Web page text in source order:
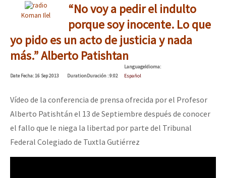
Koman Ilel
“No voy a pedir el indulto
porque soy inocente. Lo que
yo pido es un acto de justicia y nada
más.” Alberto Patishtan
DateFecha: 16 Sep 2013 DurationDuración: 9:02
LanguageIdioma:
Español
Vídeo de la conferencia de prensa ofrecida por el Profesor
Alberto Patishtán el 13 de Septiembre después de conocer
el fallo que le niega la libertad por parte del Tribunal
Federal Colegiado de Tuxtla Gutiérrez